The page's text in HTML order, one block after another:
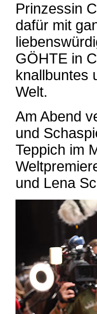
Prinzessin
dafür mit
GÖHTE in
knallbuntes
Welt.
Am Abend
und
Teppich im
und Lena